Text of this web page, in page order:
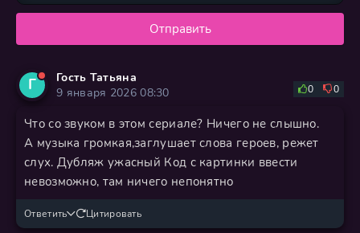
Отправить
Г
Гость Татьяна
9 января 2026 08:30
0 0
Что со звуком в этом сериале? Ничего не слышно.
А музыка громкая,заглушает слова героев, режет
слух. Дубляж ужасный Код с картинки ввести
невозможно, там ничего непонятно
Ответить Цитировать